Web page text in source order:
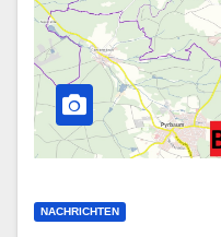
NACHRICHTEN